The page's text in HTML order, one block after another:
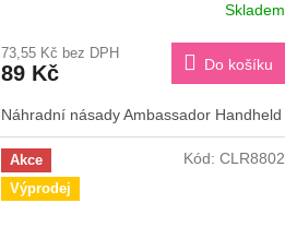
Skladem
73,55 Kč bez DPH
89 Kč Do košíku
Náhradní násady Ambassador Handheld
Akce
Výprodej
Kód: CLR8802